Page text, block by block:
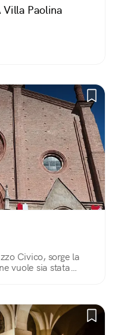
Villa Paolina
Civico, sorge la
vuole sia stata